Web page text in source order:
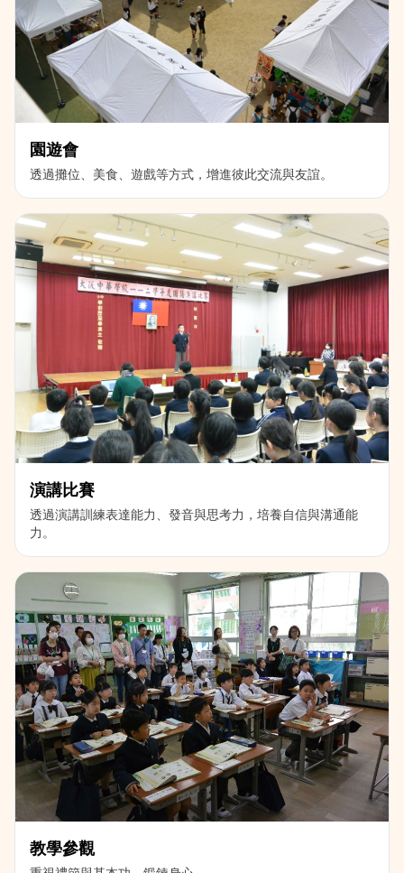
園遊會
透過攤位、美食、遊戲等方式，增進彼此交流與友誼。
演講比賽
透過演講訓練表達能力、發音與思考力，培養自信與溝通能
力。
教學參觀